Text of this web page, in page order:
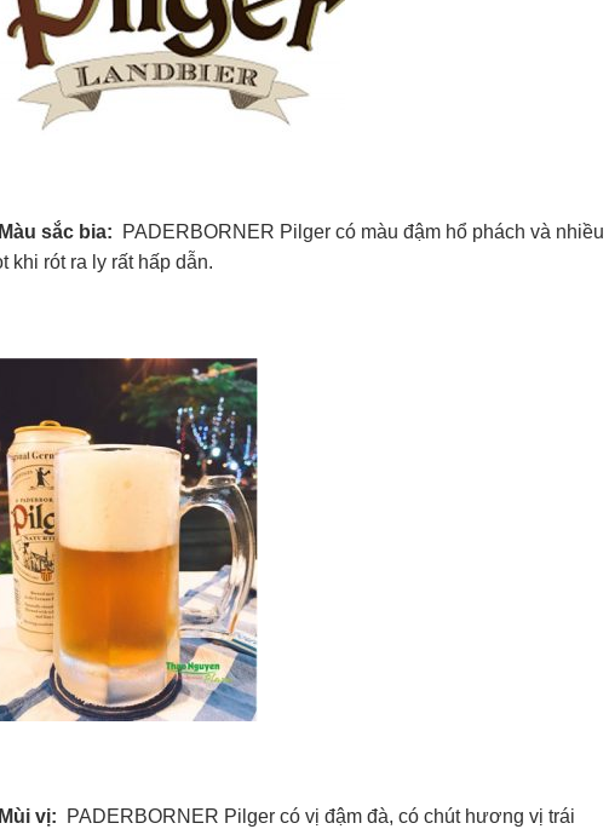
sắc bia: PADERBORNER Pilger có màu đậm hổ phách và nhiều
khi rót ra ly rất hấp dẫn.
vị:
PADERBORNER Pilger có vị đậm đà, có chút hương vị trái